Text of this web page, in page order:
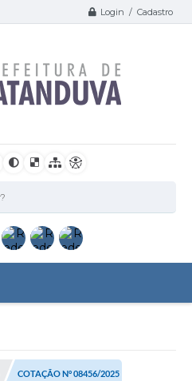
Login / Cadastro
COTAÇÃO N° 08456/2025